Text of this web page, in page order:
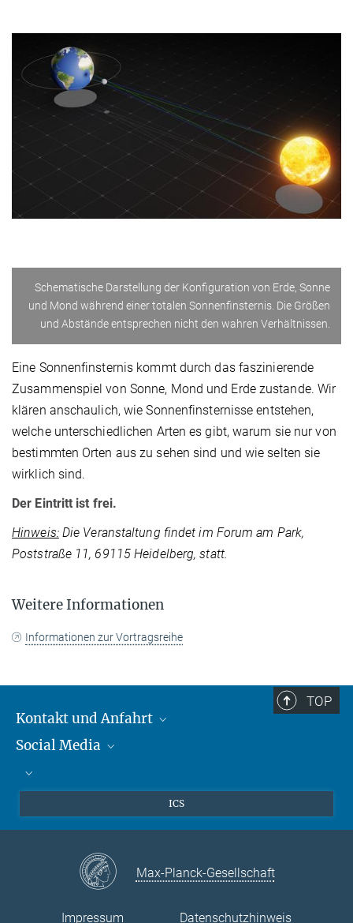
Schematische Darstellung der Konfiguration von Erde, Sonne
und Mond während einer totalen Sonnenfinsternis. Die Größen
und Abstände entsprechen nicht den wahren Verhältnissen.
Eine Sonnenfinsternis kommt durch das faszinierende
Zusammenspiel von Sonne, Mond und Erde zustande. Wir
klären anschaulich, wie Sonnenfinsternisse entstehen,
welche unterschiedlichen Arten es gibt, warum sie nur von
bestimmten Orten aus zu sehen sind und wie selten sie
wirklich sind.
Der Eintritt ist frei.
Hinweis:Die Veranstaltung findet im Forum am Park,
Poststraße 11, 69115 Heidelberg, statt.
Weitere Informationen
Informationen zur Vortragsreihe
TOP
Kontakt und Anfahrt
Kontakt und Anfahrt
Social Media
Bluesky
ICS
Max-Planck-Gesellschaft
Impressum Datenschutzhinweis